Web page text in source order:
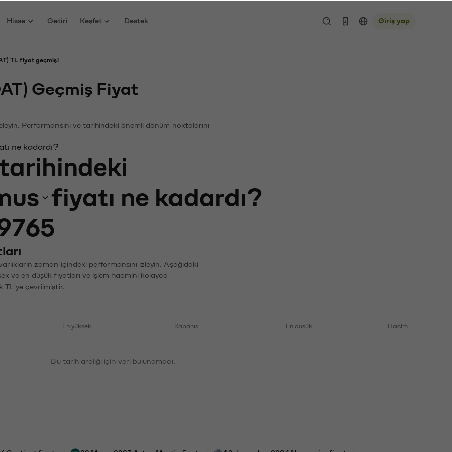
Hisse Getiri Keşfet Destek Giriş yap
TL fiyat geçmişi
Geçmiş Fiyat
Performansını ve tarihindeki önemli dönüm noktalarını
ne kadardı?
fiyatı ne kadardı?
zaman içindeki performansını izleyin. Aşağıdaki
ve en düşük fiyatları ve işlem hacmini kolayca
TL'ye çevrilmiştir.
En yüksek Kapanış En düşük Hacim
Bu tarih aralığı için veri bulunamadı.